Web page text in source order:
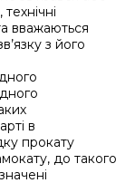
вважаються
з його
в
прокату
до такого